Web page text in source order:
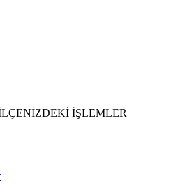
İŞLEMLER